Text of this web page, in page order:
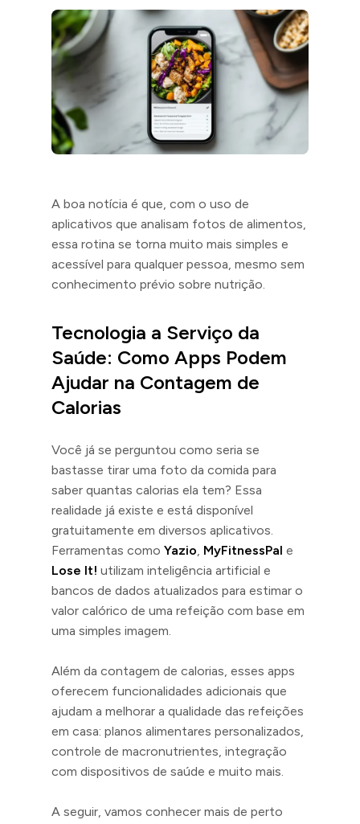
A boa notícia é que, com o uso de
aplicativos que analisam fotos de alimentos,
essa rotina se torna muito mais simples e
acessível para qualquer pessoa, mesmo sem
conhecimento prévio sobre nutrição.
Tecnologia a Serviço da
Saúde: Como Apps Podem
Ajudar na Contagem de
Calorias
Você já se perguntou como seria se
bastasse tirar uma foto da comida para
saber quantas calorias ela tem? Essa
realidade já existe e está disponível
gratuitamente em diversos aplicativos.
Ferramentas como Yazio, MyFitnessPal e
Lose It! utilizam inteligência artificial e
bancos de dados atualizados para estimar o
valor calórico de uma refeição com base em
uma simples imagem.
Além da contagem de calorias, esses apps
oferecem funcionalidades adicionais que
ajudam a melhorar a qualidade das refeições
em casa: planos alimentares personalizados,
controle de macronutrientes, integração
com dispositivos de saúde e muito mais.
A seguir, vamos conhecer mais de perto